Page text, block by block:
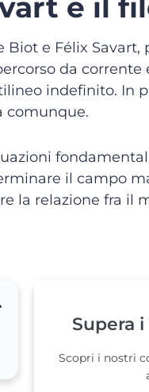
e il
e Félix Savart,
da corrente
indefinito. In
comunque.
il campo
la relazione fra il
Supera
Scopri i nostri